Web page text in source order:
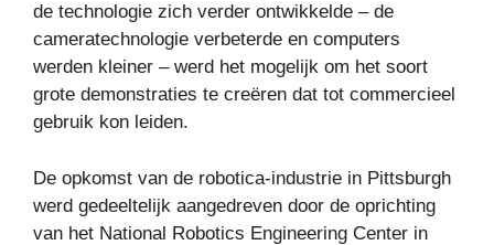
de technologie zich verder ontwikkelde – de
cameratechnologie verbeterde en computers
werden kleiner – werd het mogelijk om het soort
grote demonstraties te creëren dat tot commercieel
gebruik kon leiden.
De opkomst van de robotica-industrie in Pittsburgh
werd gedeeltelijk aangedreven door de oprichting
van het National Robotics Engineering Center in